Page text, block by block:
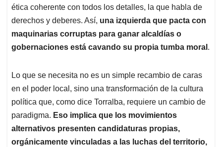
ética coherente con todos los detalles, la que habla de
derechos y deberes. Así, una izquierda que pacta con
maquinarias corruptas para ganar alcaldías o
gobernaciones está cavando su propia tumba moral .
Lo que se necesita no es un simple recambio de caras
en el poder local, sino una transformación de la cultura
política que, como dice Torralba, requiere un cambio de
paradigma. Eso implica que los movimientos
alternativos presenten candidaturas propias,
orgánicamente vinculadas a las luchas del territorio,